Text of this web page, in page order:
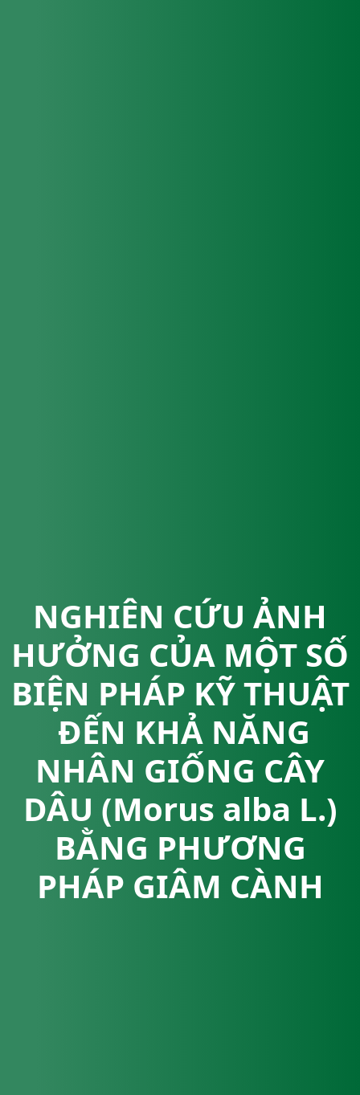
NGHIÊN CỨU ẢNH
HƯỞNG CỦA MỘT SỐ
BIỆN PHÁP KỸ THUẬT
ĐẾN KHẢ NĂNG
NHÂN GIỐNG CÂY
DÂU (Morus alba L.)
BẰNG PHƯƠNG
PHÁP GIÂM CÀNH